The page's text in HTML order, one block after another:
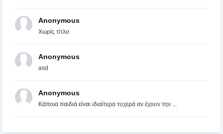
Anonymous
Χωρίς τίτλο
Anonymous
asd
Anonymous
Κάποια παιδιά είναι ιδιαίτερα τυχερά αν έχουν την ...